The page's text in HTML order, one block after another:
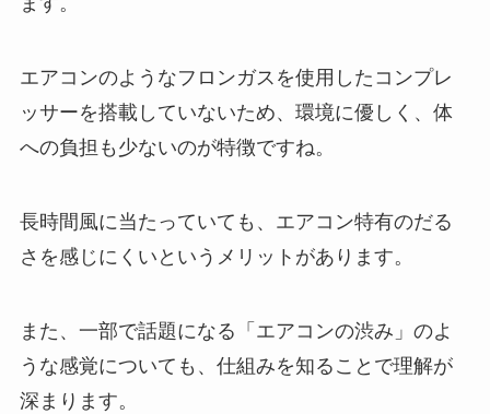
エアコンのようなフロンガスを使用したコンプレ
ッサーを搭載していないため、環境に優しく、体
への負担も少ないのが特徴ですね。
長時間風に当たっていても、エアコン特有のだる
さを感じにくいというメリットがあります。
また、一部で話題になる「エアコンの渋み」のよ
うな感覚についても、仕組みを知ることで理解が
深まります。